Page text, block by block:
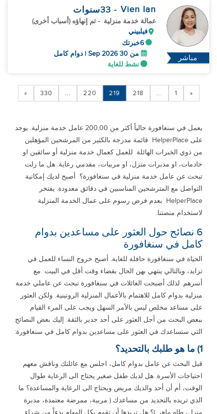
مباشر
Vien Ian
- 33 سنوات
عمالة خدمة منزلية - تم إنهاؤه (أسباب أخرى)
فيلبيني
6خبرتك
من 30 Sep 2026 | دوام كامل
نشط للغاية
«
1
...
218
219
220
...
330
»
يعمل في سنغافورة حالياً أكثر من 200,00 عامل خدمة منزلية. يوجد
على HelperPlace قائمة مدرجة بالكثير من المرشحين المؤهلين
من ذوي الخبرات الهائلة للعمل كعمال خدمة منزلية أو سائقين او
خادمات، او مدبرات منزل، او مربيات، مقدمي رعاية. هل ما زلت
تبحث عن عامل خدمة منزلية في سنغافورة؟ أصبح لديك إمكانية
التواصل مع المترشحين المناسبين في دقائق معدودة. يفتخر
HelperPlace بعدم فرض رسوم على عمال الخدمة المنزلية
لاستخدام منصتنا.
6 نصائح حول العثور على مساعدين بدوام
كامل في سنغافورة
الحياة في سنغافورة حافلة للغاية. أصبح خروج النساء للعمل في
تزايد، وبالتالي ينتهي بهن الحال بقضاء وقت أقل في البيت مع
أسرهم. لذلك أصبحت العائلات في سنغافورة تبحث عن عاملي خدمة
منزلية بدوام كامل للاهتمام بالأعمال المنزلية الروتينية. ولكن العثور
على مساعد مخلص ليس بالأمر السهل ويجب على المرء القيام
ببعض البحث من أجل العثور على أحد جدير بالثقة. إليك بعض النصائح
التي ستساعدك في العثور على مساعدين بدوام كامل في سنغافورة:
1) ما هو طلبك بالتحديد؟
قبل البحث عن عامل بدوام كامل، اجلس مع عائلتك وناقش معهم
احتياجات الأسرة. هل لديك طفل صغير يحتاج الى الرعاية طوال
الوقت، أم أن أحد والديك مريض ويحتاج الى الرعاية والمساعدة؟ ما
الذي تريده بالتحديد من مساعدك ( مربية، ممرضة معتمدة، مدبرة
منزل، طاهٍ ماهر..)؟ هل تريدها أن تقوم بكل المهام بدءاً من شراء